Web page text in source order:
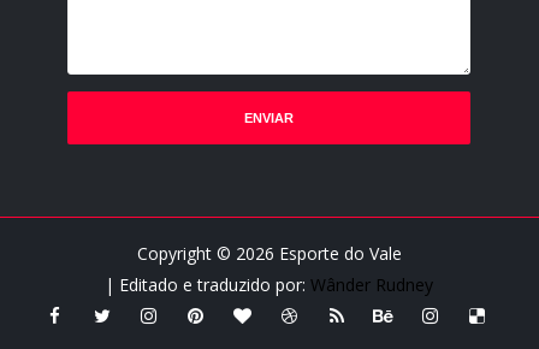
Copyright © 2026 Esporte do Vale
| Editado e traduzido por:Wânder Rudney